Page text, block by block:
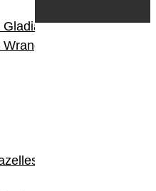
Gladiator
V8